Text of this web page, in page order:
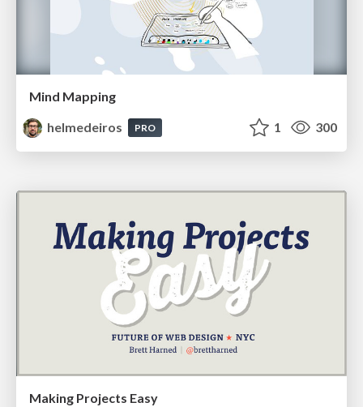
Mind Mapping
helmedeiros
PRO 1 300
Making Projects Easy